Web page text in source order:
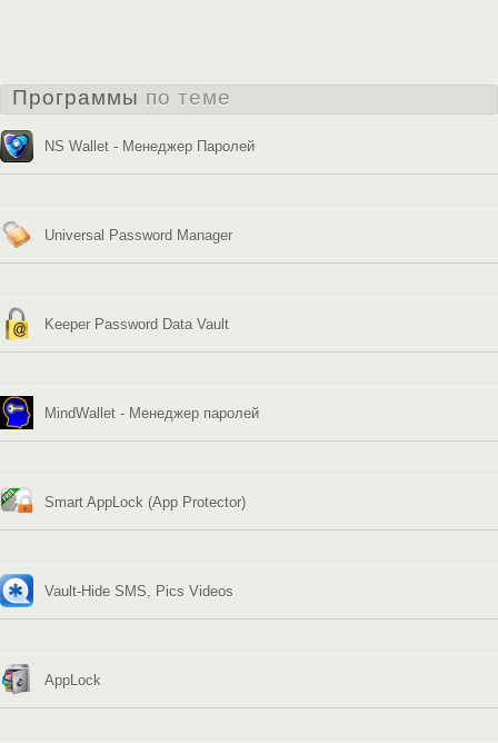
Программы по теме
NS Wallet - Менеджер Паролей
Universal Password Manager
Keeper Password Data Vault
MindWallet - Менеджер паролей
Smart AppLock (App Protector)
Vault-Hide SMS, Pics Videos
AppLock